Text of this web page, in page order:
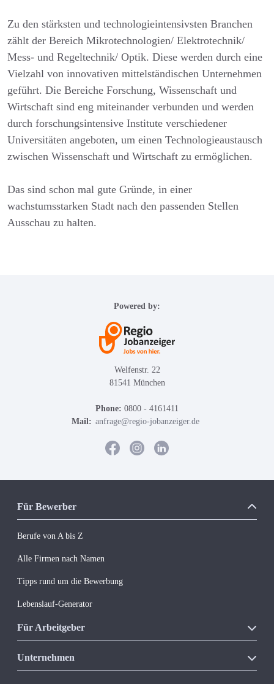
Zu den stärksten und technologieintensivsten Branchen
zählt der Bereich Mikrotechnologien/ Elektrotechnik/
Mess- und Regeltechnik/ Optik. Diese werden durch eine
Vielzahl von innovativen mittelständischen Unternehmen
geführt. Die Bereiche Forschung, Wissenschaft und
Wirtschaft sind eng miteinander verbunden und werden
durch forschungsintensive Institute verschiedener
Universitäten angeboten, um einen Technologieaustausch
zwischen Wissenschaft und Wirtschaft zu ermöglichen.
Das sind schon mal gute Gründe, in einer
wachstumsstarken Stadt nach den passenden Stellen
Ausschau zu halten.
Powered by:
Welfenstr. 22
81541 München
Phone: 0800 - 4161411
Mail: anfrage@regio-jobanzeiger.de
Für Bewerber
Berufe von A bis Z
Alle Firmen nach Namen
Tipps rund um die Bewerbung
Lebenslauf-Generator
Für Arbeitgeber
Unsere Produkte
Unternehmen